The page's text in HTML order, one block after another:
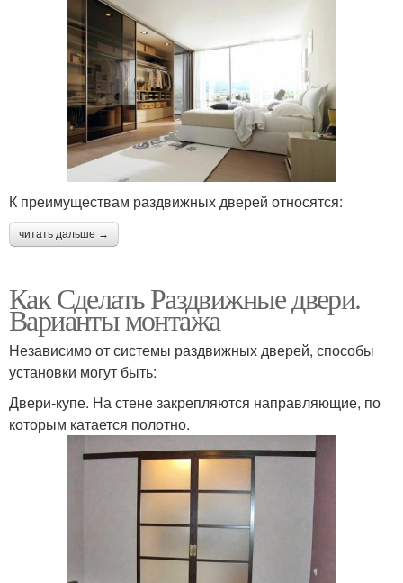
К преимуществам раздвижных дверей относятся:
читать дальше →
Как Сделать Раздвижные двери.
Варианты монтажа
Независимо от системы раздвижных дверей, способы
установки могут быть:
Двери-купе. На стене закрепляются направляющие, по
которым катается полотно.